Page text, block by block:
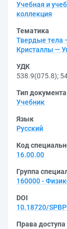
Учебная и
коллекция
Тематика
Твердые тела
Кристаллы —
УДК
538.9(075.8);
Тип документа
Учебник
Язык
Русский
Код
16.00.00
Группа
160000 -
DOI
10.18720/
Права доступа